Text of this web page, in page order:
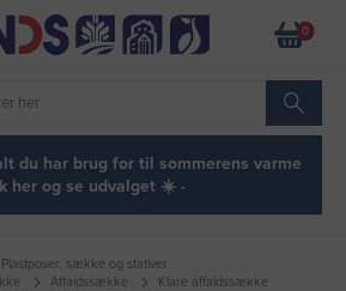
0
du har brug for til sommerens varme
her og se udvalget ☀️ ·
Plastposer, sække og stativer
Affaldssække
Klare affaldssække